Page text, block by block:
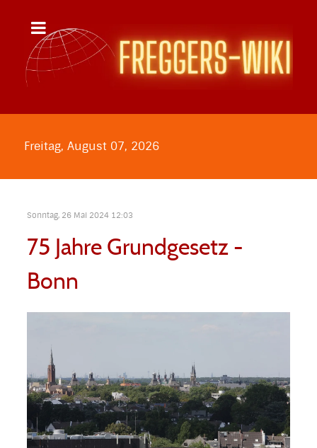
Freitag, August 07, 2026
Sonntag, 26 Mai 2024 12:03
75 Jahre Grundgesetz -
Bonn